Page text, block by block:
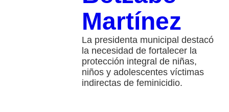
Martínez
La presidenta municipal destacó
la necesidad de fortalecer la
protección integral de niñas,
niños y adolescentes víctimas
indirectas de feminicidio.